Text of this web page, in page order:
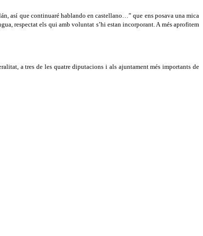
así que continuaré hablando en castellano…” que ens posava una mica
respectat els qui amb voluntat s’hi estan incorporant. A més aprofitem
a tres de les quatre diputacions i als ajuntament més importants de